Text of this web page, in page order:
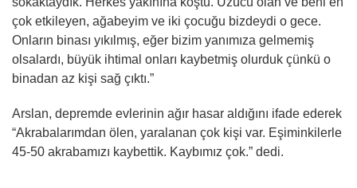
çok etkileyen, ağabeyim ve iki çocuğu bizdeydi o gece.
Onların binası yıkılmış, eğer bizim yanımıza gelmemiş
olsalardı, büyük ihtimal onları kaybetmiş olurduk çünkü o
binadan az kişi sağ çıktı.”
Arslan, depremde evlerinin ağır hasar aldığını ifade ederek
“Akrabalarımdan ölen, yaralanan çok kişi var. Eşiminkilerle
45-50 akrabamızı kaybettik. Kaybımız çok.” dedi.